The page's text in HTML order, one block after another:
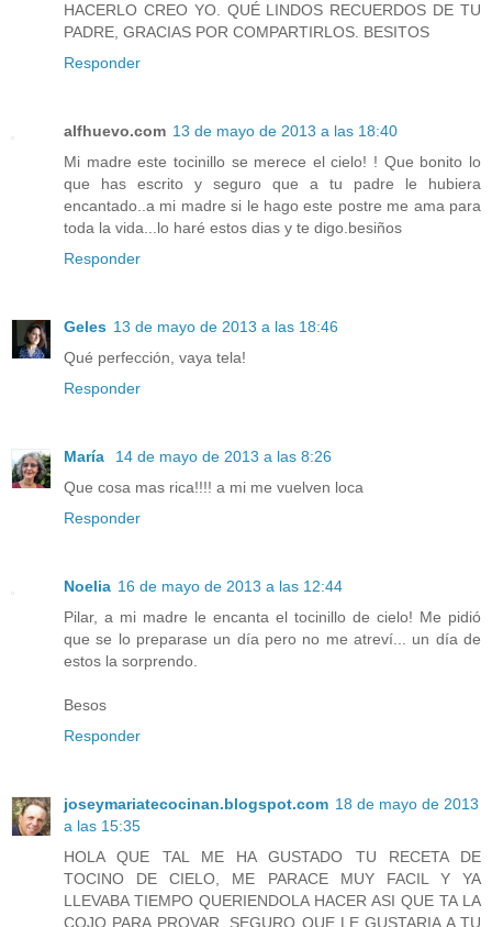
HACERLO CREO YO. QUÉ LINDOS RECUERDOS DE TU
PADRE, GRACIAS POR COMPARTIRLOS. BESITOS
Responder
alfhuevo.com 13 de mayo de 2013 a las 18:40
Mi madre este tocinillo se merece el cielo! ! Que bonito lo
que has escrito y seguro que a tu padre le hubiera
encantado..a mi madre si le hago este postre me ama para
toda la vida...lo haré estos dias y te digo.besiños
Responder
Geles 13 de mayo de 2013 a las 18:46
Qué perfección, vaya tela!
Responder
María
14 de mayo de 2013 a las 8:26
Que cosa mas rica!!!! a mi me vuelven loca
Responder
Noelia 16 de mayo de 2013 a las 12:44
Pilar, a mi madre le encanta el tocinillo de cielo! Me pidió
que se lo preparase un día pero no me atreví... un día de
estos la sorprendo.
Besos
Responder
joseymariatecocinan.blogspot.com 18 de mayo de 2013
a las 15:35
HOLA QUE TAL ME HA GUSTADO TU RECETA DE
TOCINO DE CIELO, ME PARACE MUY FACIL Y YA
LLEVABA TIEMPO QUERIENDOLA HACER ASI QUE TA LA
COJO PARA PROVAR, SEGURO QUE LE GUSTARIA A TU